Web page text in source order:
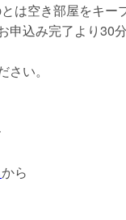
は空き部屋をキー
申込み完了より30
い。
から